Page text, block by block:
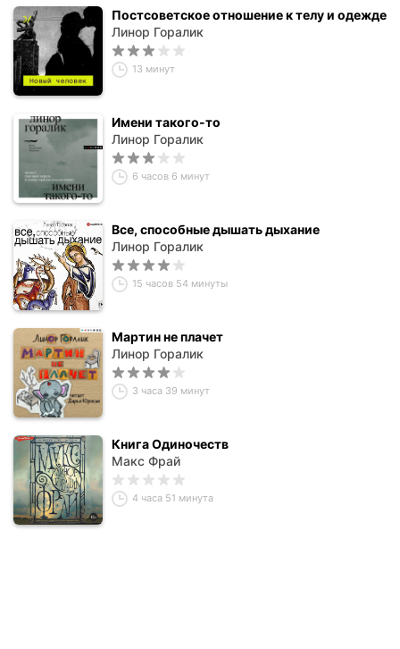
Постсоветское отношение к телу и одежде
Линор Горалик
13 минут
Имени такого-то
Линор Горалик
6 часов 6 минут
Все, способные дышать дыхание
Линор Горалик
15 часов 54 минуты
Мартин не плачет
Линор Горалик
3 часа 39 минут
Книга Одиночеств
Макс Фрай
4 часа 51 минута